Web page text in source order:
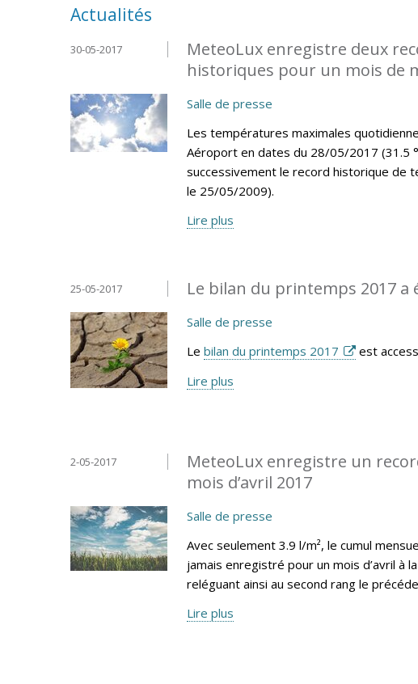
Actualités
MeteoLux enregistre deux
historiques pour un mois de
30-05-2017
Salle de presse
Les températures maximales
Aéroport en dates du 28/05/2017 (31.5
successivement le record historique de
le 25/05/2009).
Lire plus
Le bilan du printemps 2017 a
25-05-2017
Salle de presse
Le bilan du printemps 2017
est
Lire plus
MeteoLux enregistre un
mois d’avril 2017
2-05-2017
Salle de presse
Avec seulement 3.9 l/m², le cumul
jamais enregistré pour un mois d’avril
reléguant ainsi au second rang le
Lire plus